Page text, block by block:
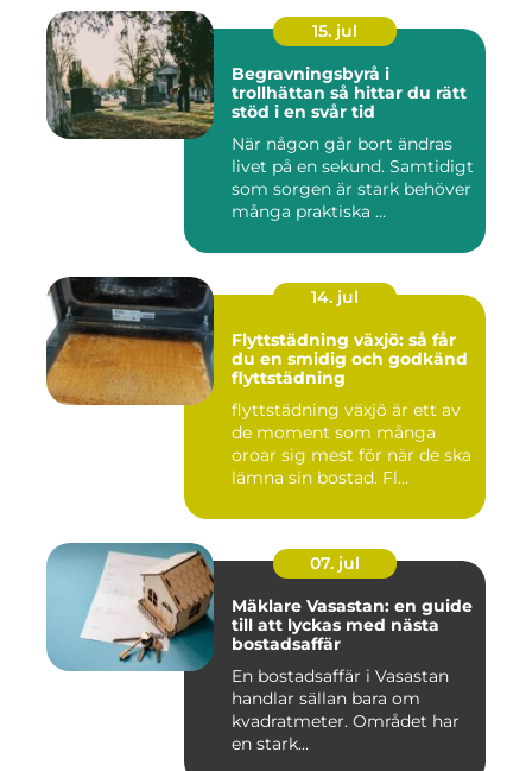
15. jul
Begravningsbyrå i
trollhättan så hittar du rätt
stöd i en svår tid
När någon går bort ändras
livet på en sekund. Samtidigt
som sorgen är stark behöver
många praktiska ...
14. jul
Flyttstädning växjö: så får
du en smidig och godkänd
flyttstädning
flyttstädning växjö är ett av
de moment som många
oroar sig mest för när de ska
lämna sin bostad. Fl...
07. jul
Mäklare Vasastan: en guide
till att lyckas med nästa
bostadsaffär
En bostadsaffär i Vasastan
handlar sällan bara om
kvadratmeter. Området har
en stark...